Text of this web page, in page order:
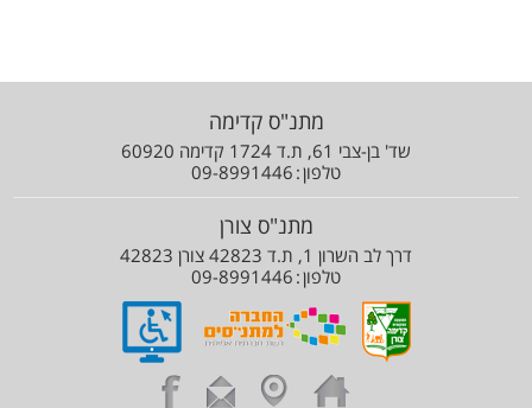
מתנ"ס קדימה
שד' בן-צבי 61, ת.ד 1724 קדימה 60920
טלפון
09-8991446
מתנ"ס צורן
דרך לב השרון 1, ת.ד 42823 צורן 42823
טלפון
09-8991446